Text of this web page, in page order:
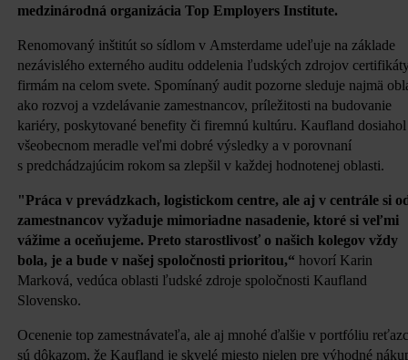
medzinárodná organizácia Top Employers Institute.
Renomovaný inštitút so sídlom v Amsterdame udeľuje na základe
nezávislého externého auditu oddelenia ľudských zdrojov
firmám na celom svete. Spomínaný audit pozorne sleduje najmä
ako rozvoj a vzdelávanie zamestnancov, príležitosti na budovanie
kariéry, poskytované benefity či firemnú kultúru. Kaufland
všeobecnom meradle veľmi dobré výsledky a v porovnaní
s predchádzajúcim rokom sa zlepšil v každej hodnotenej oblasti.
"Práca v prevádzkach, logistickom centre, ale aj v centrále si
zamestnancov vyžaduje mimoriadne nasadenie, ktoré si veľmi
vážime a oceňujeme. Preto starostlivosť o našich kolegov vždy
bola, je a bude v našej spoločnosti prioritou,“ hovorí Karin
Marková, vedúca oblasti ľudské zdroje spoločnosti Kaufland
Slovensko.
Ocenenie top zamestnávateľa, ale aj mnohé ďalšie v portfóliu
sú dôkazom, že Kaufland je skvelé miesto nielen pre výhodné